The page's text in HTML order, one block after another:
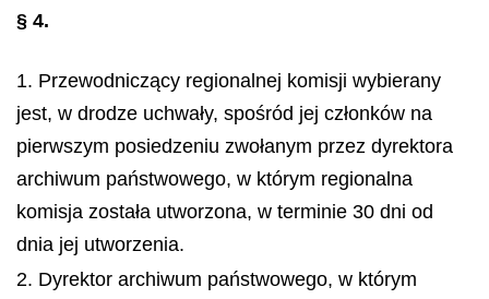
§ 4.
1. Przewodniczący regionalnej komisji wybierany
jest, w drodze uchwały, spośród jej członków na
pierwszym posiedzeniu zwołanym przez dyrektora
archiwum państwowego, w którym regionalna
komisja została utworzona, w terminie 30 dni od
dnia jej utworzenia.
2. Dyrektor archiwum państwowego, w którym